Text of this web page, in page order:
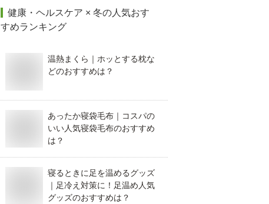
健康・ヘルスケア × 冬の人気おす
すめランキング
温熱まくら｜ホッとする枕な
どのおすすめは？
あったか寝袋毛布｜コスパの
いい人気寝袋毛布のおすすめ
は？
寝るときに足を温めるグッズ
｜足冷え対策に！足温め人気
グッズのおすすめは？